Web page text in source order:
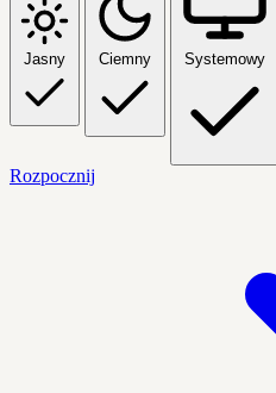
Jasny Ciemny Systemowy
Rozpocznij